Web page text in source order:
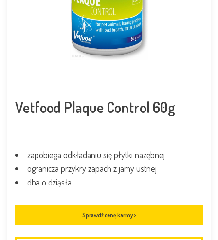
Vetfood Plaque Control 60g
zapobiega odkładaniu się płytki nazębnej
ogranicza przykry zapach z jamy ustnej
dba o dziąsła
Sprawdź cenę karmy >